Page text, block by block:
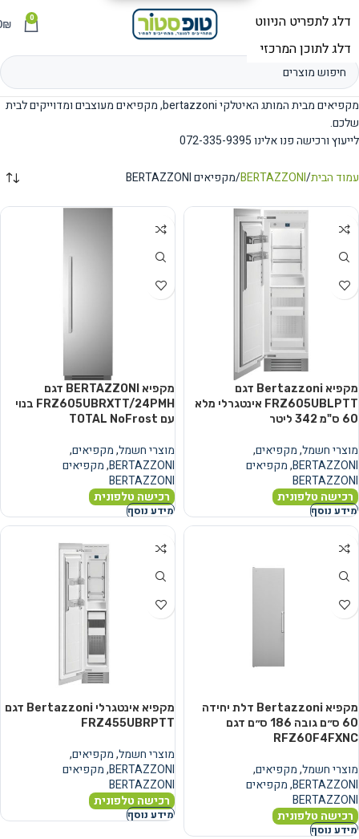
תפריט 0
₪
מקפיאים מבית המותג האיטלקי bertazzoni, מקפיאים מעוצבים ומדוייקים לבית
שלכם.
לייעוץ ורכישה פנו אלינו 072-335-9395
עמוד הבית BERTAZZONI מקפיאים BERTAZZONI
מקפיא Bertazzoni דגם
FRZ605UBLPTT אינטגרלי מלא
60 ס"מ ‏342 ‏ליטר
מוצרי חשמל,מקפיאים,
BERTAZZONI
,מקפיאים
BERTAZZONI
רכישה טלפונית
מידע נוסף
מקפיא BERTAZZONI דגם
FRZ605UBRXTT/24PMH בנוי
עם TOTAL NoFrost
מוצרי חשמל,מקפיאים,
BERTAZZONI
,מקפיאים
BERTAZZONI
רכישה טלפונית
מידע נוסף
מקפיא Bertazzoni דלת יחידה
60 ס״ם גובה 186 ס״ם דגם
RFZ60F4FXNC
מוצרי חשמל,מקפיאים,
BERTAZZONI
,מקפיאים
BERTAZZONI
רכישה טלפונית
מידע נוסף
מקפיא אינטגרלי Bertazzoni דגם
FRZ455UBRPTT
מוצרי חשמל,מקפיאים,
BERTAZZONI
,מקפיאים
BERTAZZONI
רכישה טלפונית
מידע נוסף